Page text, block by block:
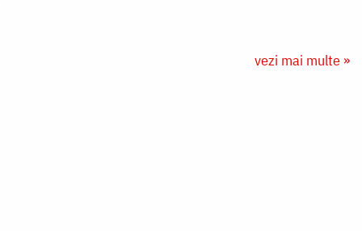
vezi mai multe »